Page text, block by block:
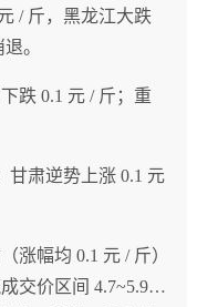
/ 斤，黑龙江大跌
。
跌 0.1 元 / 斤；重
甘肃逆势上涨 0.1 元
涨幅均 0.1 元 / 斤）
交价区间 4.7~5.9